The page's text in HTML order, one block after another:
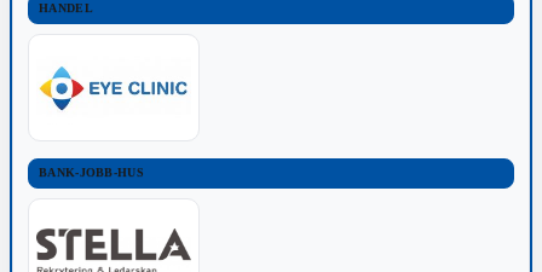
HANDEL
BANK-JOBB-HUS